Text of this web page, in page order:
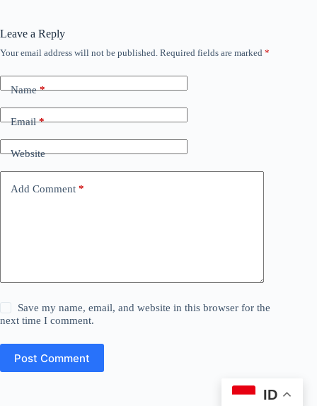
Leave a Reply
Your email address will not be published. Required fields are marked *
Name*
Email*
Website
Add Comment *
Save my name, email, and website in this browser for the
next time I comment.
Post Comment
ID